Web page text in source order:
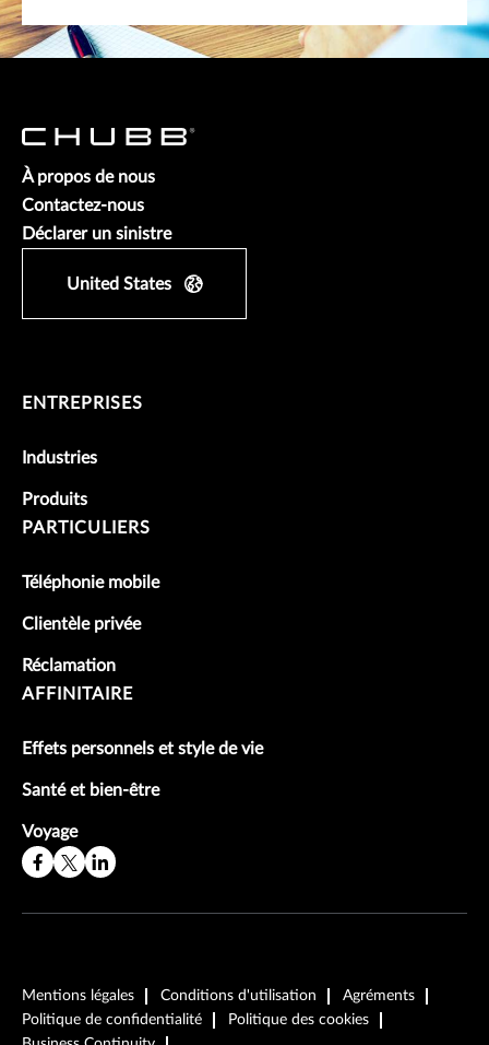
À propos de nous
Contactez-nous
Déclarer un sinistre
United States
ENTREPRISES
Industries
Produits
PARTICULIERS
Téléphonie mobile
Clientèle privée
Réclamation
AFFINITAIRE
Effets personnels et style de vie
Santé et bien-être
Voyage
Mentions légales Conditions d'utilisation
Agréments
Politique de confidentialité
Politique des cookies